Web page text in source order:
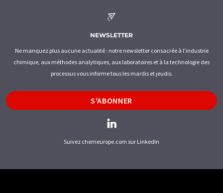
NEWSLETTER
Ne manquez plus aucune actualité : notre newsletter consacrée à l'industrie
chimique, aux méthodes analytiques, aux laboratoires et à la technologie des
processus vous informe tous les mardis et jeudis.
S'ABONNER
Suivez chemeurope.com sur LinkedIn